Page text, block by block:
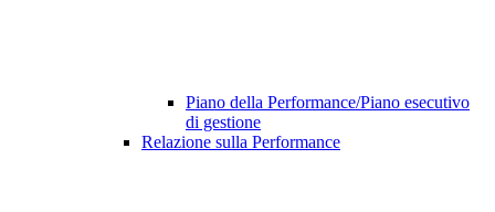
Piano della Performance/Piano esecutivo
di gestione
Relazione sulla Performance